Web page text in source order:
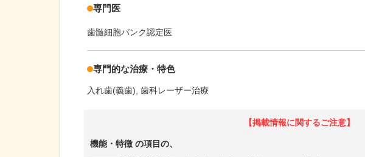
専門医
歯髄細胞バンク認定医
専門的な治療・特色
入れ歯(義歯) 歯科レーザー治療
【掲載情報に関するご注意】
機能・特徴 の項目の、